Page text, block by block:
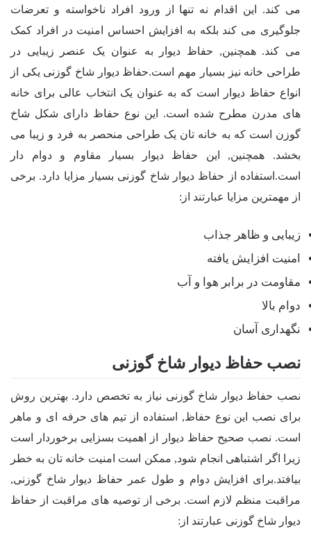
می کند. این اقدام نه تنها از ورود افراد ناخواسته و تعرضات
جلوگیری می کند بلکه به افزایش احساس امنیت در افراد کمک
می کند. همچنین, حفاظ دیوار به عنوان یک عنصر زیبایی در
طراحی خانه نیز بسیار مهم است.حفاظ دیوار شاخ گوزنی یکی از
انواع حفاظ دیوار است که به عنوان یک انتخاب عالی برای خانه
های مدرن مطرح شده است. این نوع حفاظ دارای شکل شاخ
گوزن است که به خانه تان یک طراحی منحصر به فرد و زیبا می
بخشد. همچنین, این حفاظ دیوار بسیار مقاوم و دوام دار
است.استفاده از حفاظ دیوار شاخ گوزنی بسیار مزایا دارد. برخی
از مهمترین مزایا عبارتند از:
زیبایی و ظاهر جذاب
امنیت افزایش یافته
مقاومت در برابر هوا و آب
دوام بالا
نگهداری آسان
نصب حفاظ دیوار شاخ گوزنی
نصب حفاظ دیوار شاخ گوزنی نیاز به تخصص دارد. بهترین روش
برای نصب این نوع حفاظ, استفاده از تیم های حرفه ای و ماهر
است. نصب صحیح حفاظ دیوار از اهمیت بسزایی برخوردار است
زیرا اگر اشتباهی انجام شود, ممکن است امنیت خانه تان به خطر
بیافتد.برای افزایش دوام و طول عمر حفاظ دیوار شاخ گوزنی,
مراقبت منظم لازم است. برخی از توصیه های مراقبت از حفاظ
دیوار شاخ گوزنی عبارتند از: